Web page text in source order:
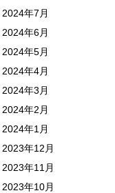
2024年7月
2024年6月
2024年5月
2024年4月
2024年3月
2024年2月
2024年1月
2023年12月
2023年11月
2023年10月